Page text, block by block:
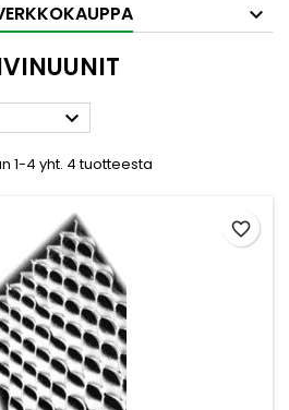

1-4 yht. 4 tuotteesta
favorite_border